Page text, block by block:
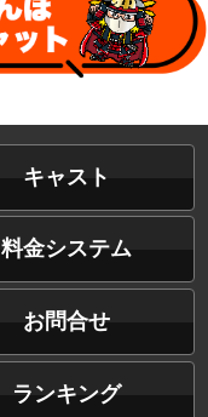
キャスト
料金システム
お問合せ
ランキング